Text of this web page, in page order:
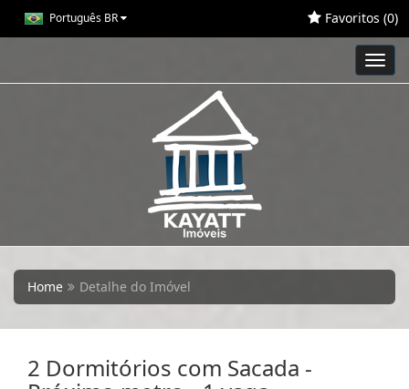
Português BR Favoritos (0)
Home Detalhe do Imóvel
2 Dormitórios com Sacada -